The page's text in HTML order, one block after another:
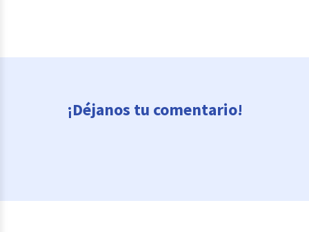
¡Déjanos tu comentario!